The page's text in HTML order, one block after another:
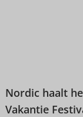
Nordic haalt
Vakantie